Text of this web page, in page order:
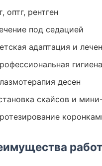
оптг, рентген
под седацией
адаптация и
десен
скайсов и